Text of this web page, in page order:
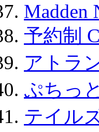
Madden
予約制
アトラ
ぷちっ
テイル